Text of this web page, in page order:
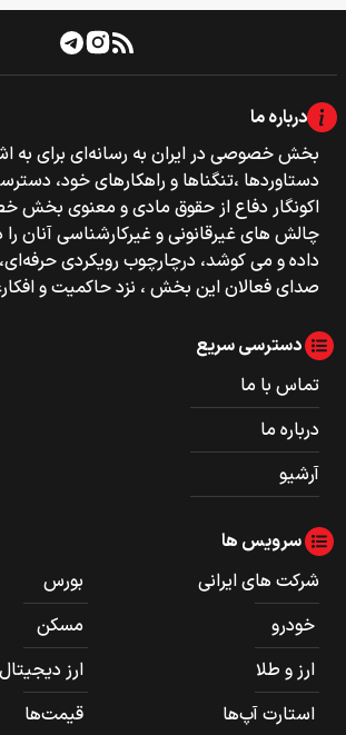
درباره ما
بخش خصوصی‌‌ در ایران به رسانه‌ای برای به
دستاوردها ،تنگناها و راهکارهای خود،
اکونگار دفاع از حقوق مادی و معنوی بخش
چالش های غیرقانونی و غیرکارشناسی آنان را
داده و می کوشد، درچارچوب رویکردی حرفه‌ای،
صدای فعالان این بخش ، نزد حاکمیت و
دسترسی سریع
تماس با ما
درباره ما
آرشیو
سرویس ها
شرکت های ایرانی
بورس
خودرو
مسکن
ارز و طلا
ارز دیجیتال
استارت آپ‌ها
قیمت‌ها